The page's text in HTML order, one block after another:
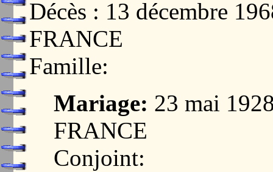
Décès : 13 décembre
FRANCE
Famille:
Mariage: 23 mai
FRANCE
Conjoint: